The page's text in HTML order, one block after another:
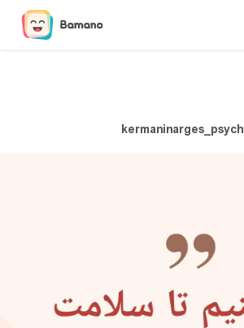
kermaninarges_psych